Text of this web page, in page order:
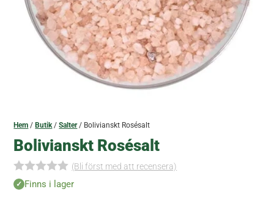
Hem / Butik/Salter/ Bolivianskt Rosésalt
Bolivianskt Rosésalt
I
n
(Bli först med att recensera)
Finns i lager